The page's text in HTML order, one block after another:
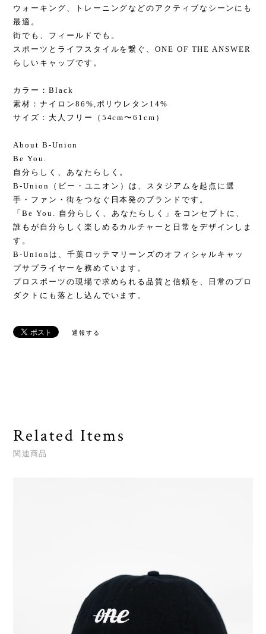
ウォーキング、トレーニングなどのアクティブなシーンにも
最適。
街でも、フィールドでも。
スポーツとライフスタイルを繋ぐ、ONE OF THE ANSWER
らしいキャップです。
カラー：Black
素材：ナイロン86%,ポリウレタン14%
サイズ：大人フリー（54cm〜61cm）
About B-Union
Be You.
自分らしく、あなたらしく。
B-Union（ビー・ユニオン）は、スタジアムを起点に選
手・ファン・街をつなぐ日本発のブランドです。
「Be You. 自分らしく、あなたらしく」をコンセプトに、
誰もが自分らしく楽しめるカルチャーと日常をデザインしま
す。
B-Unionは、千葉ロッテマリーンズのオフィシャルキャッ
プサプライヤーを務めています。
プロスポーツの現場で求められる品質と信頼を、日常のプロ
ダクトにも落とし込んでいます。
通報する
Related Items
関連商品